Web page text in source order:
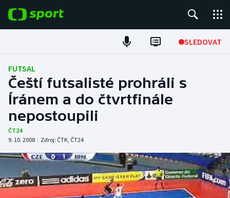
SLEDOVAT
Fotbal
Hokej
Tenis
Atletika
Cyklistika
DALŠÍ SPORTY
FUTSAL
Čeští futsalisté prohráli s
Íránem a do čtvrtfinále
nepostoupili
ČT24
9. 10. 2008 | Zdroj: ČTK, ČT24